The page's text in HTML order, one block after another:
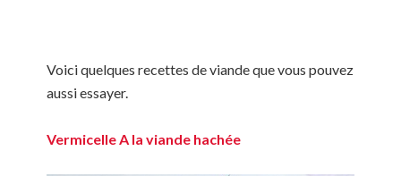
Voici quelques recettes de viande que vous pouvez
aussi essayer.
Vermicelle A la viande hachée